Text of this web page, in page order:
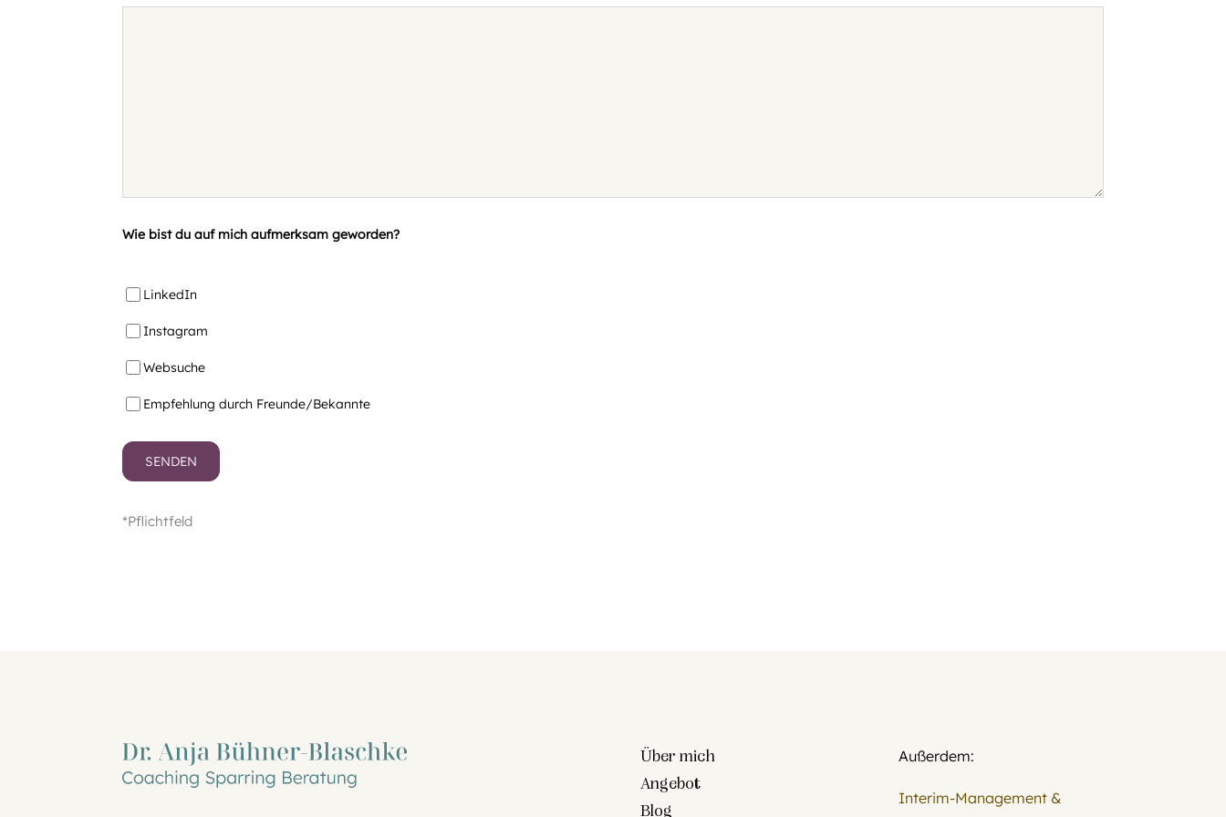
Wie bist du auf mich aufmerksam geworden?
LinkedIn
Instagram
Websuche
Empfehlung durch Freunde/Bekannte
*Pflichtfeld
Über mich
Angebot
Blog
Außerdem:
Interim-Management &